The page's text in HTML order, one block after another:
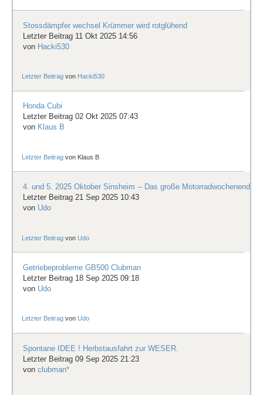
Stossdämpfer wechsel Krümmer wird rotglühend
Letzter Beitrag 11 Okt 2025 14:56
von Hacki530
Letzter Beitrag von Hacki530
Honda Cubi
Letzter Beitrag 02 Okt 2025 07:43
von Klaus B
Letzter Beitrag von Klaus B
4. und 5. 2025 Oktober Sinsheim -- Das große Motorradwochenende
Letzter Beitrag 21 Sep 2025 10:43
von Udo
Letzter Beitrag vonUdo
Getriebeprobleme GB500 Clubman
Letzter Beitrag 18 Sep 2025 09:18
von Udo
Letzter Beitrag vonUdo
Spontane IDEE ! Herbstausfahrt zur WESER.
Letzter Beitrag 09 Sep 2025 21:23
von clubman*